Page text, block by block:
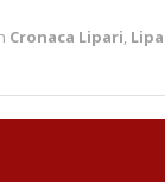
Cronaca Lipari,